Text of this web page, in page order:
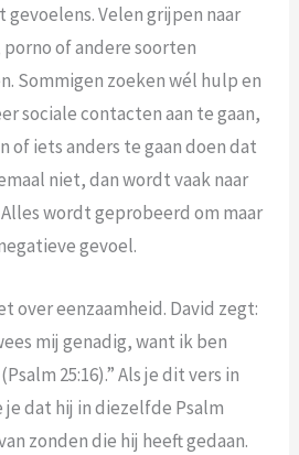
gevoelens. Velen grijpen naar
of andere soorten
Sommigen zoeken wél hulp en
sociale contacten aan te gaan,
of iets anders te gaan doen dat
niet, dan wordt vaak naar
wordt geprobeerd om maar
gevoel.
over eenzaamheid. David zegt:
mij genadig, want ik ben
25:16).” Als je dit vers in
dat hij in diezelfde Psalm
zonden die hij heeft gedaan.